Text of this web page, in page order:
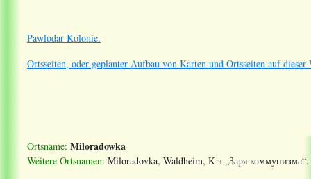
Pawlodar Kolonie.
Ortsseiten, oder geplanter Aufbau von Karten und Ortsseiten auf dieser
Ortsname: Miloradowka
Weitere Ortsnamen: Miloradovka, Waldheim, К-з „Заря коммунизма“.